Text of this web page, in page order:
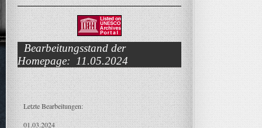
Bearbeitungsstand der
Homepage: 11.05.2024
Letzte Bearbeitungen:
01.03.2024